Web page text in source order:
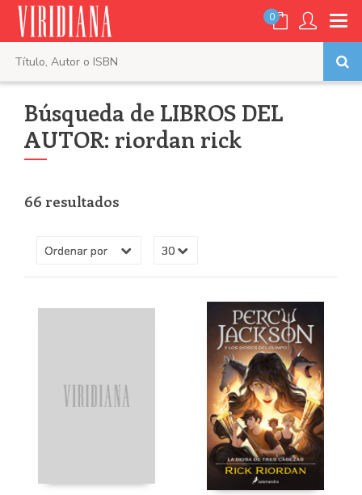
0
Búsqueda de LIBROS DEL
AUTOR: riordan rick
66 resultados